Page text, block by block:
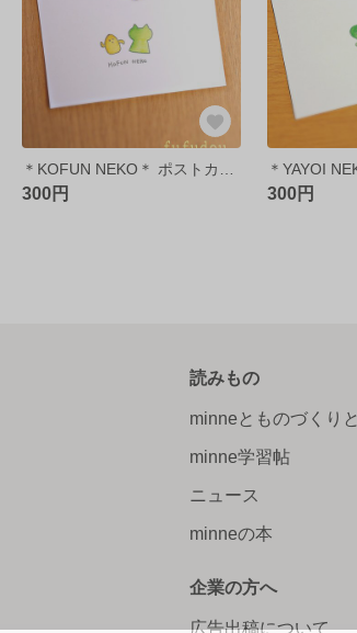
300円 300円
読みもの
minneとものづくりと
minne学習帖
ニュース
minneの本
企業の方へ
広告出稿について